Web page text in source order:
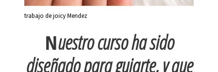
trabajo de joicy Mendez
Nuestro curso ha sido
diseñado para guiarte, y que